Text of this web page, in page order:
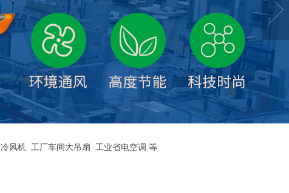
冷风机 工厂车间大吊扇 工业省电空调 等